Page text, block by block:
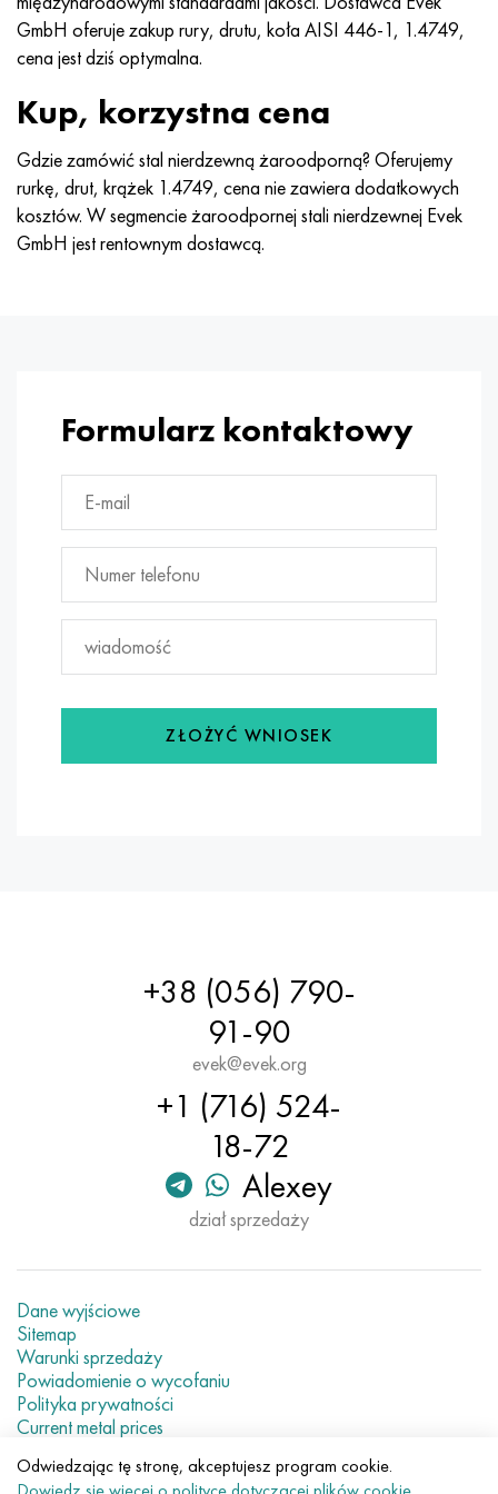
GmbH oferuje zakup rury, drutu, koła AISI 446-1, 1.4749,
cena jest dziś optymalna.
Kup, korzystna cena
Gdzie zamówić stal nierdzewną żaroodporną? Oferujemy
rurkę, drut, krążek 1.4749, cena nie zawiera dodatkowych
kosztów. W segmencie żaroodpornej stali nierdzewnej Evek
GmbH jest rentownym dostawcą.
Formularz kontaktowy
ZŁOŻYĆ WNIOSEK
+38 (056) 790-
91-90
evek@evek.org
+1 (716) 524-
18-72
Alexey
dział sprzedaży
Dane wyjściowe
Sitemap
Warunki sprzedaży
Powiadomienie o wycofaniu
Polityka prywatności
Current metal prices
© 2007–2026 «Evek GmbH»
Odwiedzając tę stronę, akceptujesz program cookie.
Hastelloy C-276
Hastelloy C2000
Hastelloy 3
Hastelloy x
Udimet 500
40XFA, 1.7223, AISI 4142
45X, 45h, 1,7035
45HN2MFA, k2425, 45hnmf
A40G, 44smn28, 1.0762, 46s20